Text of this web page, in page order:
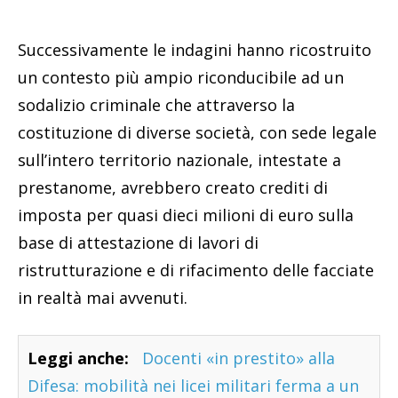
Successivamente le indagini hanno ricostruito
un contesto più ampio riconducibile ad un
sodalizio criminale che attraverso la
costituzione di diverse società, con sede legale
sull’intero territorio nazionale, intestate a
prestanome, avrebbero creato crediti di
imposta per quasi dieci milioni di euro sulla
base di attestazione di lavori di
ristrutturazione e di rifacimento delle facciate
in realtà mai avvenuti.
Leggi anche:
Docenti «in prestito» alla
Difesa: mobilità nei licei militari ferma a un